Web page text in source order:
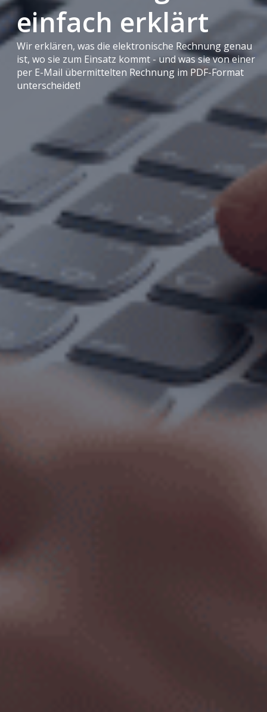
einfach erklärt
Wir erklären, was die elektronische Rechnung genau
ist, wo sie zum Einsatz kommt - und was sie von einer
per E-Mail übermittelten Rechnung im PDF-Format
unterscheidet!